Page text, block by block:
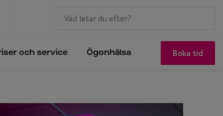
och service Ögonhälsa Boka tid